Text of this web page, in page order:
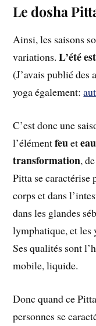
Le dosha
Ainsi, les saisons
variations.L’été
(J’avais publié des
yoga également:
C’est donc une
l’élémentfeueteau
transformation,
Pitta se caractérise
corps et dans
dans les glandes
lymphatique, et les
Ses qualités sont
mobile, liquide.
Donc quand ce
personnes se